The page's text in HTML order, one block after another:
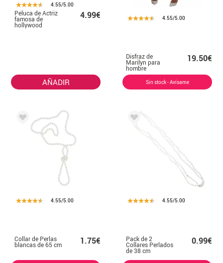
4.55/5.00
Peluca de Actriz
famosa de
hollywood
4.99€
AÑADIR
4.55/5.00
Disfraz de
Marilyn para
hombre
19.50€
Sin stock - Avísame
4.55/5.00
Collar de Perlas
blancas de 65 cm 1.75€
4.55/5.00
Pack de 2
Collares Perlados
de 38 cm
0.99€